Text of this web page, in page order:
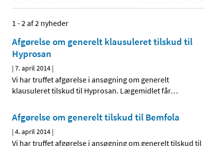
1 - 2 af 2 nyheder
Afgørelse om generelt klausuleret tilskud til
Hyprosan
|7. april 2014 |
Vi har truffet afgørelse i ansøgning om generelt
klausuleret tilskud til Hyprosan. Lægemidlet får…
Afgørelse om generelt tilskud til Bemfola
|4. april 2014 |
Vi har truffet afgørelse i ansøgning om generelt tilskud til